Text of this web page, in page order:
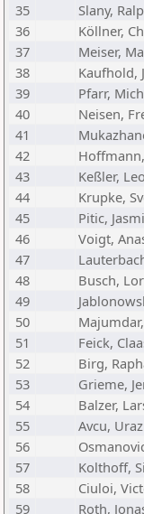
35
Slany,
36
Köllner,
37
Meiser,
38
Kaufhold,
39
Pfarr,
40
Neisen,
41
42
43
Keßler, Leo
44
Krupke,
45
Pitic,
46
Voigt,
47
48
Busch,
49
50
51
Feick,
52
Birg,
53
Grieme,
54
Balzer,
55
Avcu, Uraz
56
57
Kolthoff,
58
Ciuloi,
59
Roth,